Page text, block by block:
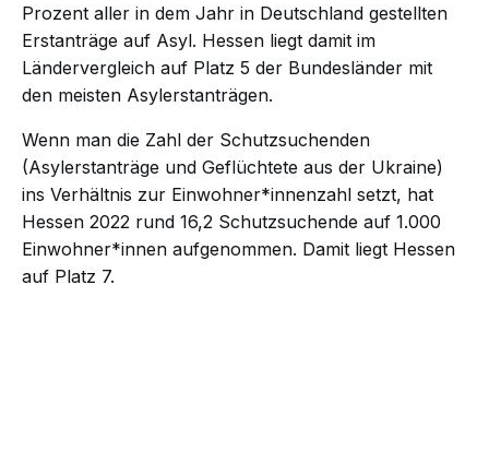
Prozent aller in dem Jahr in Deutschland gestellten
Erstanträge auf Asyl. Hessen liegt damit im
Ländervergleich auf Platz 5 der Bundesländer mit
den meisten Asylerstanträgen.
Wenn man die Zahl der Schutzsuchenden
(Asylerstanträge und Geflüchtete aus der Ukraine)
ins Verhältnis zur Einwohner*innenzahl setzt, hat
Hessen 2022 rund 16,2 Schutzsuchende auf 1.000
Einwohner*innen aufgenommen. Damit liegt Hessen
auf Platz 7.